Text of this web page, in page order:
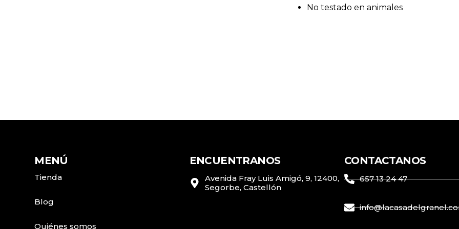
No testado en animales
MENÚ
Tienda
Blog
Quiénes somos
ENCUENTRANOS
Avenida Fray Luis Amigó, 9, 12400,
Segorbe, Castellón
CONTACTANOS
657 13 24 47